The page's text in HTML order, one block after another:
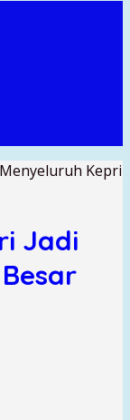
Kepri
Jadi